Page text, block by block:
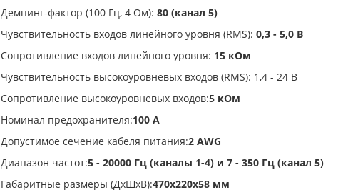
Демпинг-фактор (100 Гц, 4 Ом): 80 (канал 5)
Чувствительность входов линейного уровня (RMS): 0,3 - 5,0 В
Сопротивление входов линейного уровня: 15 кОм
Чувствительность высокоуровневых входов (RMS): 1,4 - 24 В
Сопротивление высокоуровневых входов:5 кОм
Номинал предохранителя:100 А
Допустимое сечение кабеля питания:2 AWG
Диапазон частот:5 - 20000 Гц (каналы 1-4) и 7 - 350 Гц (канал 5)
Габаритные размеры (ДхШхВ):470x220x58 мм